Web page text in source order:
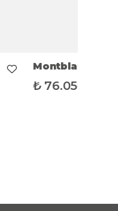
Montblanc
₺ 76.050,42